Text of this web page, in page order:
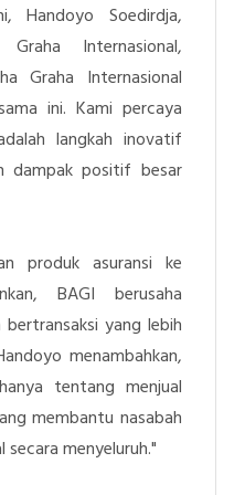
Handoyo Soedirdja,
Internasional,
Graha Internasional
ini. Kami percaya
langkah inovatif
dampak positif besar
produk asuransi ke
BAGI berusaha
yang lebih
menambahkan,
tentang menjual
membantu nasabah
secara menyeluruh."